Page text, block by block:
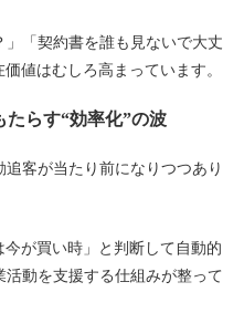
」「契約書を誰も見ないで大丈
値はむしろ高まっています。
らす“効率化”の波
客が当たり前になりつつあり
が買い時」と判断して自動的
動を支援する仕組みが整って